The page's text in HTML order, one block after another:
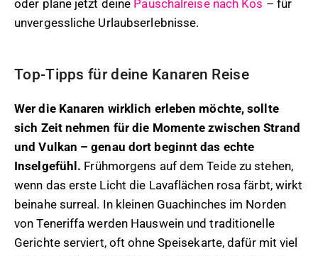
oder plane jetzt deine Pauschalreise nach Kos – für
unvergessliche Urlaubserlebnisse.
Top-Tipps für deine Kanaren Reise
Wer die Kanaren wirklich erleben möchte, sollte
sich Zeit nehmen für die Momente zwischen Strand
und Vulkan – genau dort beginnt das echte
Inselgefühl. Frühmorgens auf dem Teide zu stehen,
wenn das erste Licht die Lavaflächen rosa färbt, wirkt
beinahe surreal. In kleinen Guachinches im Norden
von Teneriffa werden Hauswein und traditionelle
Gerichte serviert, oft ohne Speisekarte, dafür mit viel